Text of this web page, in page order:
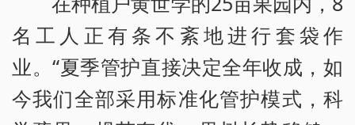
名工人正有条不紊地进行套袋作
业。“夏季管护直接决定全年收成，如
今我们全部采用标准化管护模式，科